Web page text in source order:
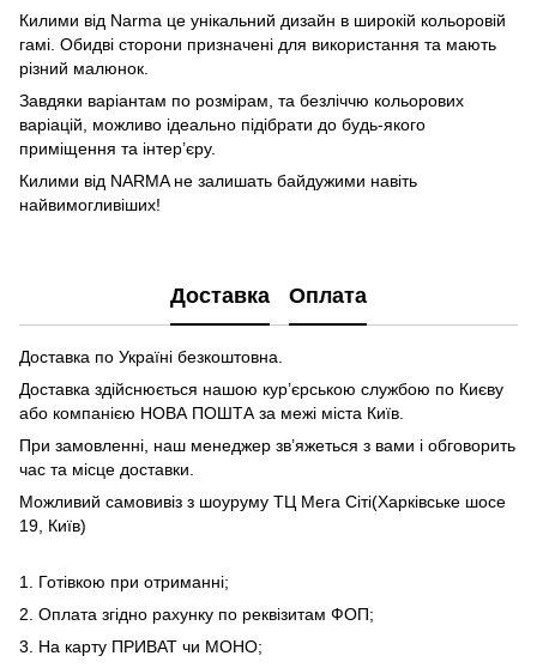
Килими від Narma це унікальний дизайн в широкій кольоровій
гамі. Обидві сторони призначені для використання та мають
різний малюнок.
Завдяки варіантам по розмірам, та безліччю кольорових
варіацій, можливо ідеально підібрати до будь-якого
приміщення та інтер’єру.
Килими від NARMA не залишать байдужими навіть
найвимогливіших!
Доставка Оплата
Доставка по Україні безкоштовна.
Доставка здійснюється нашою кур’єрською службою по Києву
або компанією НОВА ПОШТА за межі міста Київ.
При замовленні, наш менеджер зв’яжеться з вами і обговорить
час та місце доставки.
Можливий самовивіз з шоуруму ТЦ Мега Сіті(Харківське шосе
19, Київ)
1. Готівкою при отриманні;
2. Оплата згідно рахунку по реквізитам ФОП;
3. На карту ПРИВАТ чи МОНО;